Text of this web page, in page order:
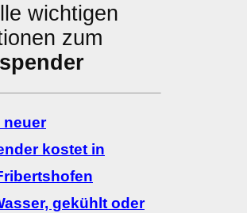
wichtigen
zum
neuer
kostet in
gekühlt oder